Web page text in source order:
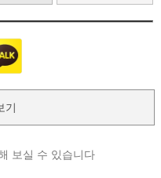
기
보실 수 있습니다